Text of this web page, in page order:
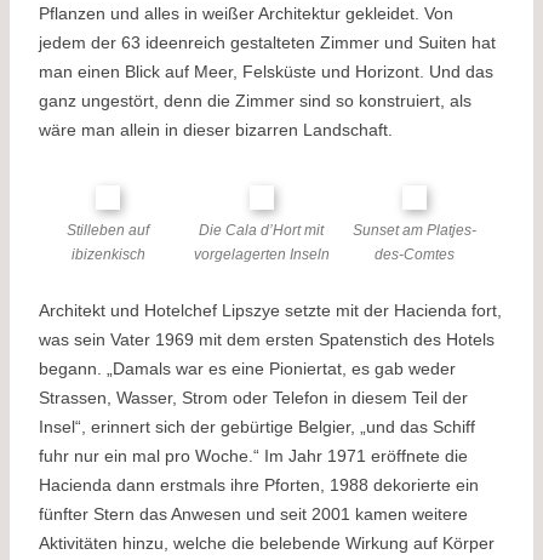
Pflanzen und alles in weißer Architektur gekleidet. Von
jedem der 63 ideenreich gestalteten Zimmer und Suiten hat
man einen Blick auf Meer, Felsküste und Horizont. Und das
ganz ungestört, denn die Zimmer sind so konstruiert, als
wäre man allein in dieser bizarren Landschaft.
Stilleben auf
ibizenkisch
Die Cala d’Hort mit
vorgelagerten Inseln
Sunset am Platjes-
des-Comtes
Architekt und Hotelchef Lipszye setzte mit der Hacienda fort,
was sein Vater 1969 mit dem ersten Spatenstich des Hotels
begann. „Damals war es eine Pioniertat, es gab weder
Strassen, Wasser, Strom oder Telefon in diesem Teil der
Insel“, erinnert sich der gebürtige Belgier, „und das Schiff
fuhr nur ein mal pro Woche.“ Im Jahr 1971 eröffnete die
Hacienda dann erstmals ihre Pforten, 1988 dekorierte ein
fünfter Stern das Anwesen und seit 2001 kamen weitere
Aktivitäten hinzu, welche die belebende Wirkung auf Körper